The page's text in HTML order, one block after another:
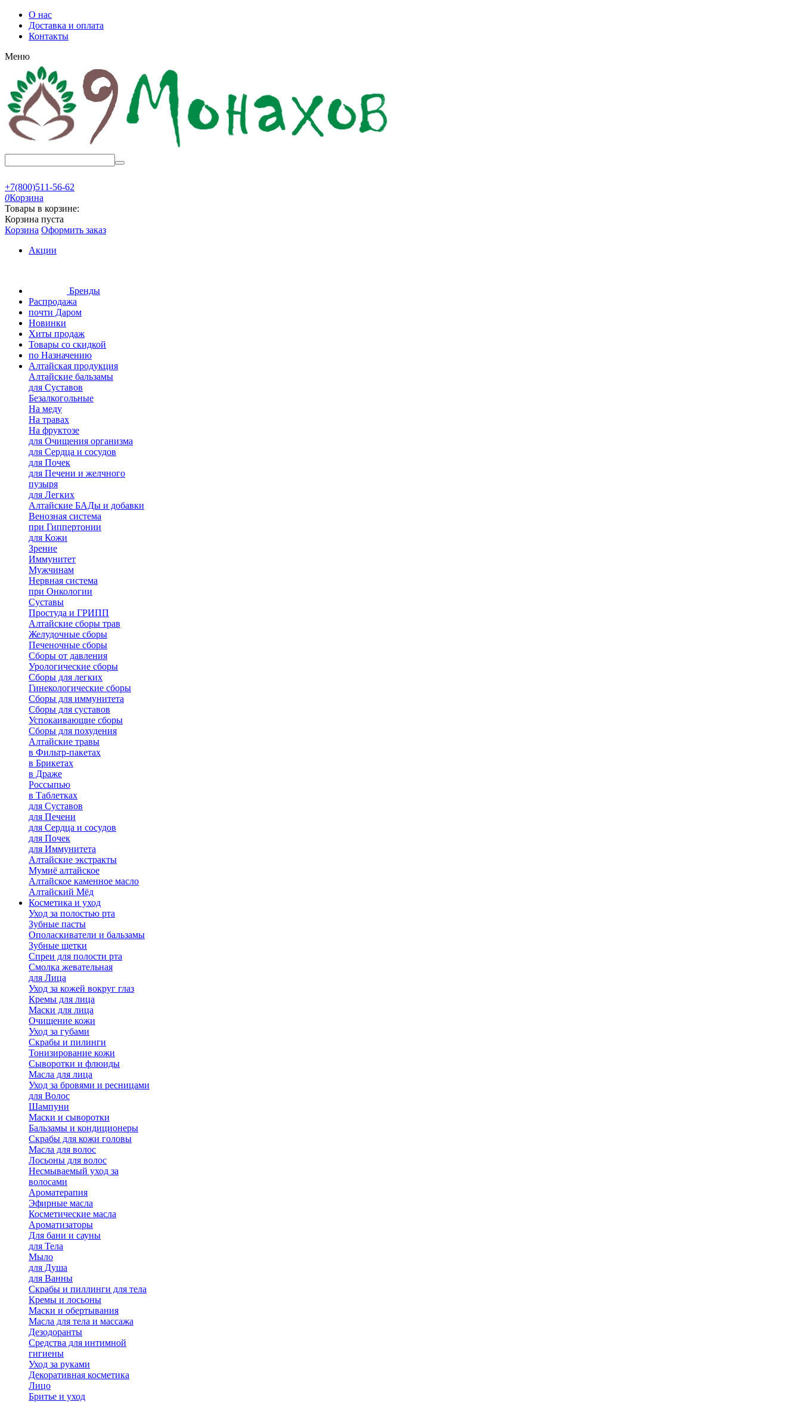
О нас
Доставка и оплата
Контакты
Меню
+7(800)511-56-62
0Корзина
Товары в корзине:
Корзина пуста
Корзина Оформить заказ
Акции
Бренды
Распродажа
почти Даром
Новинки
Хиты продаж
Товары со скидкой
по Назначению
Алтайская продукция
Алтайские бальзамы
для Суставов
Безалкогольные
На меду
На травах
На фруктозе
для Очищения организма
для Сердца и сосудов
для Почек
для Печени и желчного
пузыря
для Легких
Алтайские БАДы и добавки
Венозная система
при Гиппертонии
для Кожи
Зрение
Иммунитет
Мужчинам
Нервная система
при Онкологии
Суставы
Простуда и ГРИПП
Алтайские сборы трав
Желудочные сборы
Печеночные сборы
Сборы от давления
Урологические сборы
Сборы для легких
Гинекологические сборы
Сборы для иммунитета
Сборы для суставов
Успокаивающие сборы
Сборы для похудения
Алтайские травы
в Фильтр-пакетах
в Брикетах
в Драже
Россыпью
в Таблетках
для Cуставов
для Печени
для Сердца и сосудов
для Почек
для Иммунитета
Алтайские экстракты
Мумиё алтайское
Алтайское каменное масло
Алтайский Мёд
Косметика и уход
Уход за полостью рта
Зубные пасты
Ополаскиватели и бальзамы
Зубные щетки
Спреи для полости рта
Смолка жевательная
для Лица
Уход за кожей вокруг глаз
Кремы для лица
Маски для лица
Очищение кожи
Уход за губами
Скрабы и пилинги
Тонизирование кожи
Сыворотки и флюиды
Масла для лица
Уход за бровями и ресницами
для Волос
Шампуни
Маски и сыворотки
Бальзамы и кондиционеры
Скрабы для кожи головы
Масла для волос
Лосьоны для волос
Несмываемый уход за
волосами
Ароматерапия
Эфирные масла
Косметические масла
Ароматизаторы
Для бани и сауны
для Тела
Мыло
для Душа
для Ванны
Скрабы и пиллинги для тела
Кремы и лосьоны
Маски и обертывания
Масла для тела и массажа
Дезодоранты
Средства для интимной
гигиены
Уход за руками
Декоративная косметика
Лицо
Бритье и уход